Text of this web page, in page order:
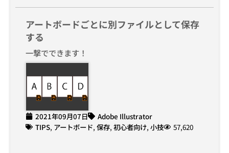
アートボードごとに別ファイルとして保存
する
一撃でできます！
2021年09月07日
Adobe Illustrator
TIPS, アートボード, 保存, 初心者向け, 小技 57,620